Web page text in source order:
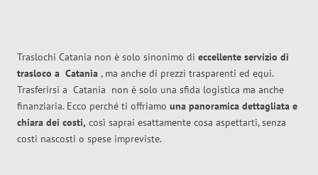
Traslochi Catania non è solo sinonimo di eccellente servizio di
trasloco a Catania , ma anche di prezzi trasparenti ed equi.
Trasferirsi a Catania non è solo una sfida logistica ma anche
finanziaria. Ecco perché ti offriamo una panoramica dettagliata e
chiara dei costi, così saprai esattamente cosa aspettarti, senza
costi nascosti o spese impreviste.